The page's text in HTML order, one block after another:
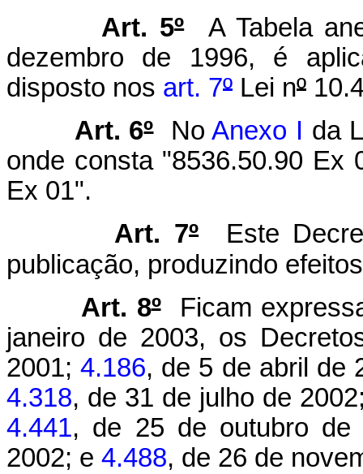
Art. 5º
A Tabela
dezembro de 1996, é
disposto nos art. 7º Lei nº
Art. 6º NoAnexo I da
onde consta "8536.50.90 Ex
Ex 01".
Art. 7º
Este
publicação, produzindo
Art. 8º
Ficam
janeiro de 2003, os
2001;4.186, de 5 de abril de
4.318, de 31 de julho de
4.441, de 25 de outubro
2002; e 4.488, de 26 de